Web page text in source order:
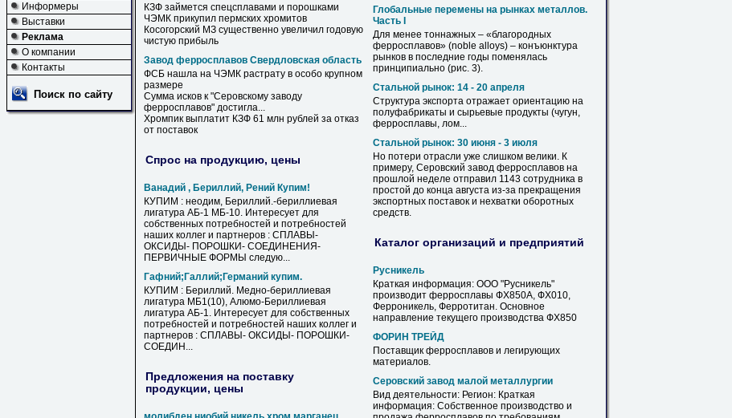
Информеры
Выставки
Реклама
О компании
Контакты
Поиск по сайту
КЗФ займется спецсплавами и порошками
ЧЭМК прикупил пермских хромитов
Косогорский МЗ существенно увеличил годовую
чистую прибыль
Завод ферросплавов Свердловская область
ФСБ нашла на ЧЭМК растрату в особо крупном
размере
Сумма исков к "Серовскому заводу
ферросплавов" достигла...
Хромпик выплатит КЗФ 61 млн рублей за отказ
от поставок
Спрос на продукцию, цены
Ванадий , Бериллий, Рений Купим!
КУПИМ : неодим, Бериллий.-бериллиевая
лигатура АБ-1 МБ-10. Интересует для
собственных потребностей и потребностей
наших коллег и партнеров : СПЛАВЫ-
ОКСИДЫ- ПОРОШКИ- СОЕДИНЕНИЯ-
ПЕРВИЧНЫЕ ФОРМЫ следую...
Гафний;Галлий;Германий купим.
КУПИМ : Бериллий. Медно-бериллиевая
лигатура МБ1(10), Алюмо-Бериллиевая
лигатура АБ-1. Интересует для собственных
потребностей и потребностей наших коллег и
партнеров : СПЛАВЫ- ОКСИДЫ- ПОРОШКИ-
СОЕДИН...
Предложения на поставку
продукции, цены
Глобальные перемены на рынках металлов.
Часть I
Для менее тоннажных – «благородных
ферросплавов» (noble alloys) – конъюнктура
рынков в последние годы поменялась
принципиально (рис. 3).
Стальной рынок: 14 - 20 апреля
Структура экспорта отражает ориентацию на
полуфабрикаты и сырьевые продукты (чугун,
ферросплавы, лом...
Стальной рынок: 30 июня - 3 июля
Но потери отрасли уже слишком велики. К
примеру, Серовский завод ферросплавов на
прошлой неделе отправил 1143 сотрудника в
простой до конца августа из-за прекращения
экспортных поставок и нехватки оборотных
средств.
Каталог организаций и предприятий
Русникель
Краткая информация: ООО "Русникель"
производит ферросплавы ФХ850А, ФХ010,
Ферроникель, Ферротитан. Основное
направление текущего производства ФХ850
ФОРИН ТРЕЙД
Поставщик ферросплавов и легирующих
материалов.
Серовский завод малой металлургии
Вид деятельности: Регион: Краткая
информация: Собственное производство и